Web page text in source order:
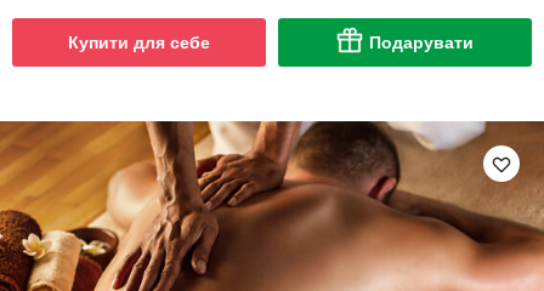
Купити для себе Подарувати